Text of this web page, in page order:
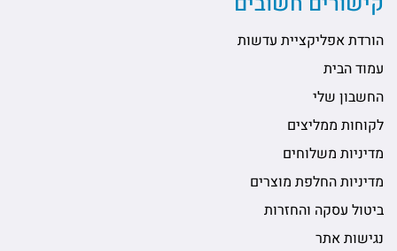
הורדת אפליקציית עדשות
עמוד הבית
החשבון שלי
לקוחות ממליצים
מדיניות משלוחים
מדיניות החלפת מוצרים
ביטול עסקה והחזרות
נגישות אתר